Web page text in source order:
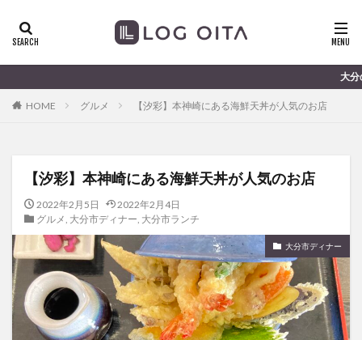
大分のすこ〜し気になる話題を届けま
HOME グルメ 【汐彩】本神崎にある海鮮天丼が人気のお店
【汐彩】本神崎にある海鮮天丼が人気のお店
2022年2月5日
2022年2月4日
グルメ, 大分市ディナー, 大分市ランチ
大分市ディナー
ディナー
haishin
haisin haisnin hasihin
hasishin
hishin
hqaishin JR
OPA
Paypay PR
あじさい
いちご うみたまご
おでかけ
お土産
お弁当 かき氷
からあげ
くじゅう連山
ねとらぼ
ひまわり
ふるさと納税
まつり まとめ
みかん